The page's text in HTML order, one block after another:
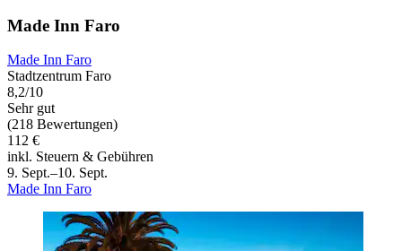
Made Inn Faro
Made Inn Faro
Stadtzentrum Faro
8,2/10
Sehr gut
(218 Bewertungen)
112 €
inkl. Steuern & Gebühren
9. Sept.–10. Sept.
Made Inn Faro